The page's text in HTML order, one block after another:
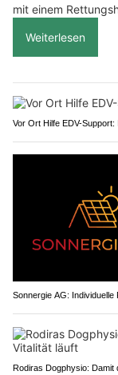
mit einem
Weiterlesen
Vor Ort Hilfe EDV-
Sonnergie AG:
Rodiras Dogphysio: Damit